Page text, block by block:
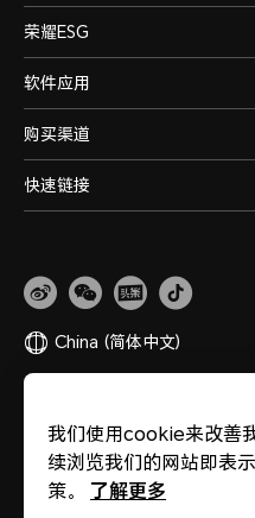
荣耀ESG
软件应用
购买渠道
快速链接
China (简体中文)
版权所有 © 荣耀终端股份有限公
我们使用cookie来改善
续浏览我们的网站即表
策。
了解更多